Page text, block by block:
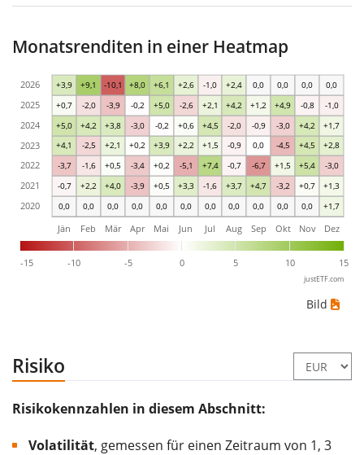
Monatsrenditen in einer Heatmap
0,0 0,0 0,0 0,0 0,0 0,0 0,0 0,0 0,0 0,0 0,0 +1,7
-0,7 +2,2 +4,0 -3,9 +0,5 +3,3 -1,6 +3,7 +4,7 -3,2 +0,7 +1,3
-3,7 -1,6 +0,5 -3,4 +0,2 -5,1 +7,4 -0,7 -6,7 +1,5 +5,4 -3,0
+4,1 -2,5 +2,1 +0,2 +3,9 +2,2 +1,5 -0,9 0,0 -4,5 +4,5 +2,8
+5,0 +4,2 +3,8 -3,0 -0,2 +0,6 +4,5 -2,0 -0,9 -3,0 +4,2 +1,7
+0,7 -2,0 -3,9 -0,2 +5,0 -2,6 +2,1 +4,2 +1,2 +4,9 -0,8 -1,0
+3,9 +9,1 -10,1 +8,0 +6,1 +2,6 -1,0 +2,4 0,0 0,0 0,0 0,0
-15 -10 -5 0 5 10 15
Jän Feb Mär Apr Mai Jun Jul Aug Sep Okt Nov Dez
2020
2021
2022
2023
2024
2025
2026
justETF.com
Bild
Risiko
Risikokennzahlen in diesem Abschnitt:
Volatilität, gemessen für einen Zeitraum von 1, 3